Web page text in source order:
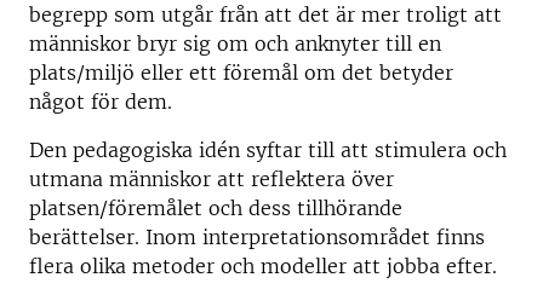
begrepp som utgår från att det är mer troligt att
människor bryr sig om och anknyter till en
plats/miljö eller ett föremål om det betyder
något för dem.
Den pedagogiska idén syftar till att stimulera och
utmana människor att reflektera över
platsen/föremålet och dess tillhörande
berättelser. Inom interpretationsområdet finns
flera olika metoder och modeller att jobba efter.